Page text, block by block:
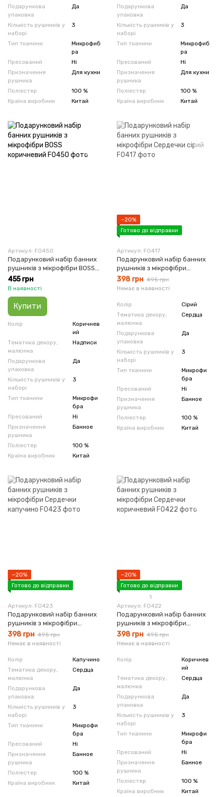
Подарункова
упаковка
Да
Кількість рушників у
наборі
3
Тип тканини
Микрофиб
ра
Пресований
Ні
Призначення
рушника
Для кухни
Поліестер
100 %
Країна виробник
Китай
Подарункова
упаковка
Да
Кількість рушників у
наборі
3
Тип тканини
Микрофиб
ра
Пресований
Ні
Призначення
рушника
Для кухни
Поліестер
100 %
Країна виробник
Китай
Артикул: F0450
Подарунковий набір банних
рушників з мікрофібри BOSS
коричневий
455 грн
В наявності
Купити
Колір
Коричнев
ий
Тематика декору,
малюнка
Надписи
Подарункова
упаковка
Да
Кількість рушників у
наборі
3
Тип тканини
Микрофи
бра
Пресований
Ні
Призначення
рушника
Банное
Поліестер
100 %
Країна виробник
Китай
−20%
Готово до відправки
Артикул: F0417
Подарунковий набір банних
рушників з мікрофібри
Сердечки сірий
398 грн 495 грн
Немає в наявності
Колір
Сірий
Тематика декору,
малюнка
Сердца
Подарункова
упаковка
Да
Кількість рушників у
наборі
3
Тип тканини
Микрофи
бра
Пресований
Ні
Призначення
рушника
Банное
Поліестер
100 %
Країна виробник
Китай
−20%
Готово до відправки
Артикул: F0423
Подарунковий набір банних
рушників з мікрофібри
Сердечки капучино
398 грн 495 грн
Немає в наявності
Колір
Капучино
Тематика декору,
малюнка
Сердца
Подарункова
упаковка
Да
Кількість рушників у
наборі
3
Тип тканини
Микрофи
бра
Пресований
Ні
Призначення
рушника
Банное
Поліестер
100 %
Країна виробник
Китай
−20%
Готово до відправки
1
Артикул: F0422
Подарунковий набір банних
рушників з мікрофібри
Сердечки коричневий
398 грн 495 грн
Немає в наявності
Колір
Коричнев
ий
Тематика декору,
малюнка
Сердца
Подарункова
упаковка
Да
Кількість рушників у
наборі
3
Тип тканини
Микрофи
бра
Пресований
Ні
Призначення
рушника
Банное
Поліестер
100 %
Країна виробник
Китай